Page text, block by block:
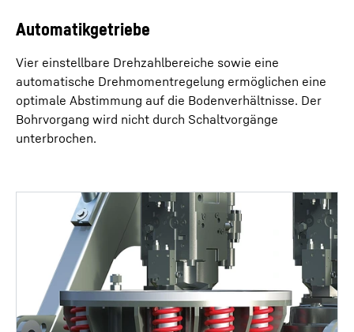
Automatikgetriebe
Vier einstellbare Drehzahlbereiche sowie eine
automatische Drehmomentregelung ermöglichen eine
optimale Abstimmung auf die Bodenverhältnisse. Der
Bohrvorgang wird nicht durch Schaltvorgänge
unterbrochen.